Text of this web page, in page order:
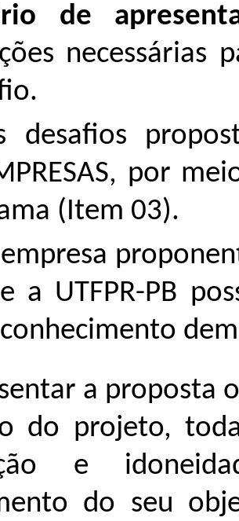
de
necessárias
desafios
por
(Item 03).
a UTFPR-PB
a proposta o
do projeto,
e
do seu